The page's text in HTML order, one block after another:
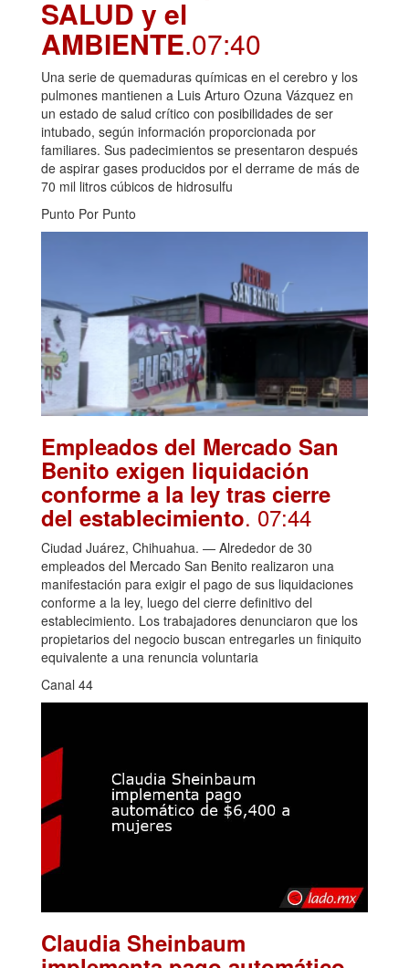
SALUD y el
AMBIENTE.07:40
Una serie de quemaduras químicas en el cerebro y los
pulmones mantienen a Luis Arturo Ozuna Vázquez en
un estado de salud crítico con posibilidades de ser
intubado, según información proporcionada por
familiares. Sus padecimientos se presentaron después
de aspirar gases producidos por el derrame de más de
70 mil litros cúbicos de hidrosulfu
Punto Por Punto
Empleados del Mercado San
Benito exigen liquidación
conforme a la ley tras cierre
del establecimiento. 07:44
Ciudad Juárez, Chihuahua. — Alrededor de 30
empleados del Mercado San Benito realizaron una
manifestación para exigir el pago de sus liquidaciones
conforme a la ley, luego del cierre definitivo del
establecimiento. Los trabajadores denunciaron que los
propietarios del negocio buscan entregarles un finiquito
equivalente a una renuncia voluntaria
Canal 44
Claudia Sheinbaum